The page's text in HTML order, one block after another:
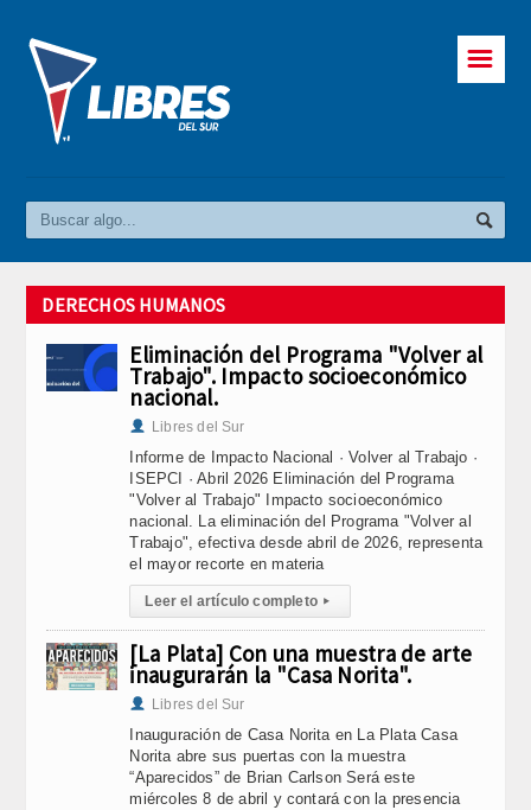
☰
DERECHOS HUMANOS
Eliminación del Programa "Volver al
Trabajo". Impacto socioeconómico
nacional.
Libres del Sur
Informe de Impacto Nacional · Volver al Trabajo ·
ISEPCI · Abril 2026 Eliminación del Programa
"Volver al Trabajo" Impacto socioeconómico
nacional. La eliminación del Programa "Volver al
Trabajo", efectiva desde abril de 2026, representa
el mayor recorte en materia
Leer el artículo completo ▸
[La Plata] Con una muestra de arte
inaugurarán la "Casa Norita".
Libres del Sur
Inauguración de Casa Norita en La Plata Casa
Norita abre sus puertas con la muestra
“Aparecidos” de Brian Carlson Será este
miércoles 8 de abril y contará con la presencia